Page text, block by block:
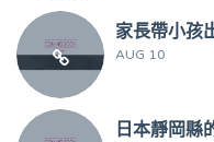
家長帶小孩
AUG 10
日本靜岡縣